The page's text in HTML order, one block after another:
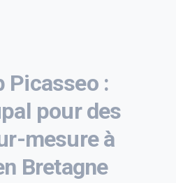
Picasseo :
pour des
mesure à
Bretagne